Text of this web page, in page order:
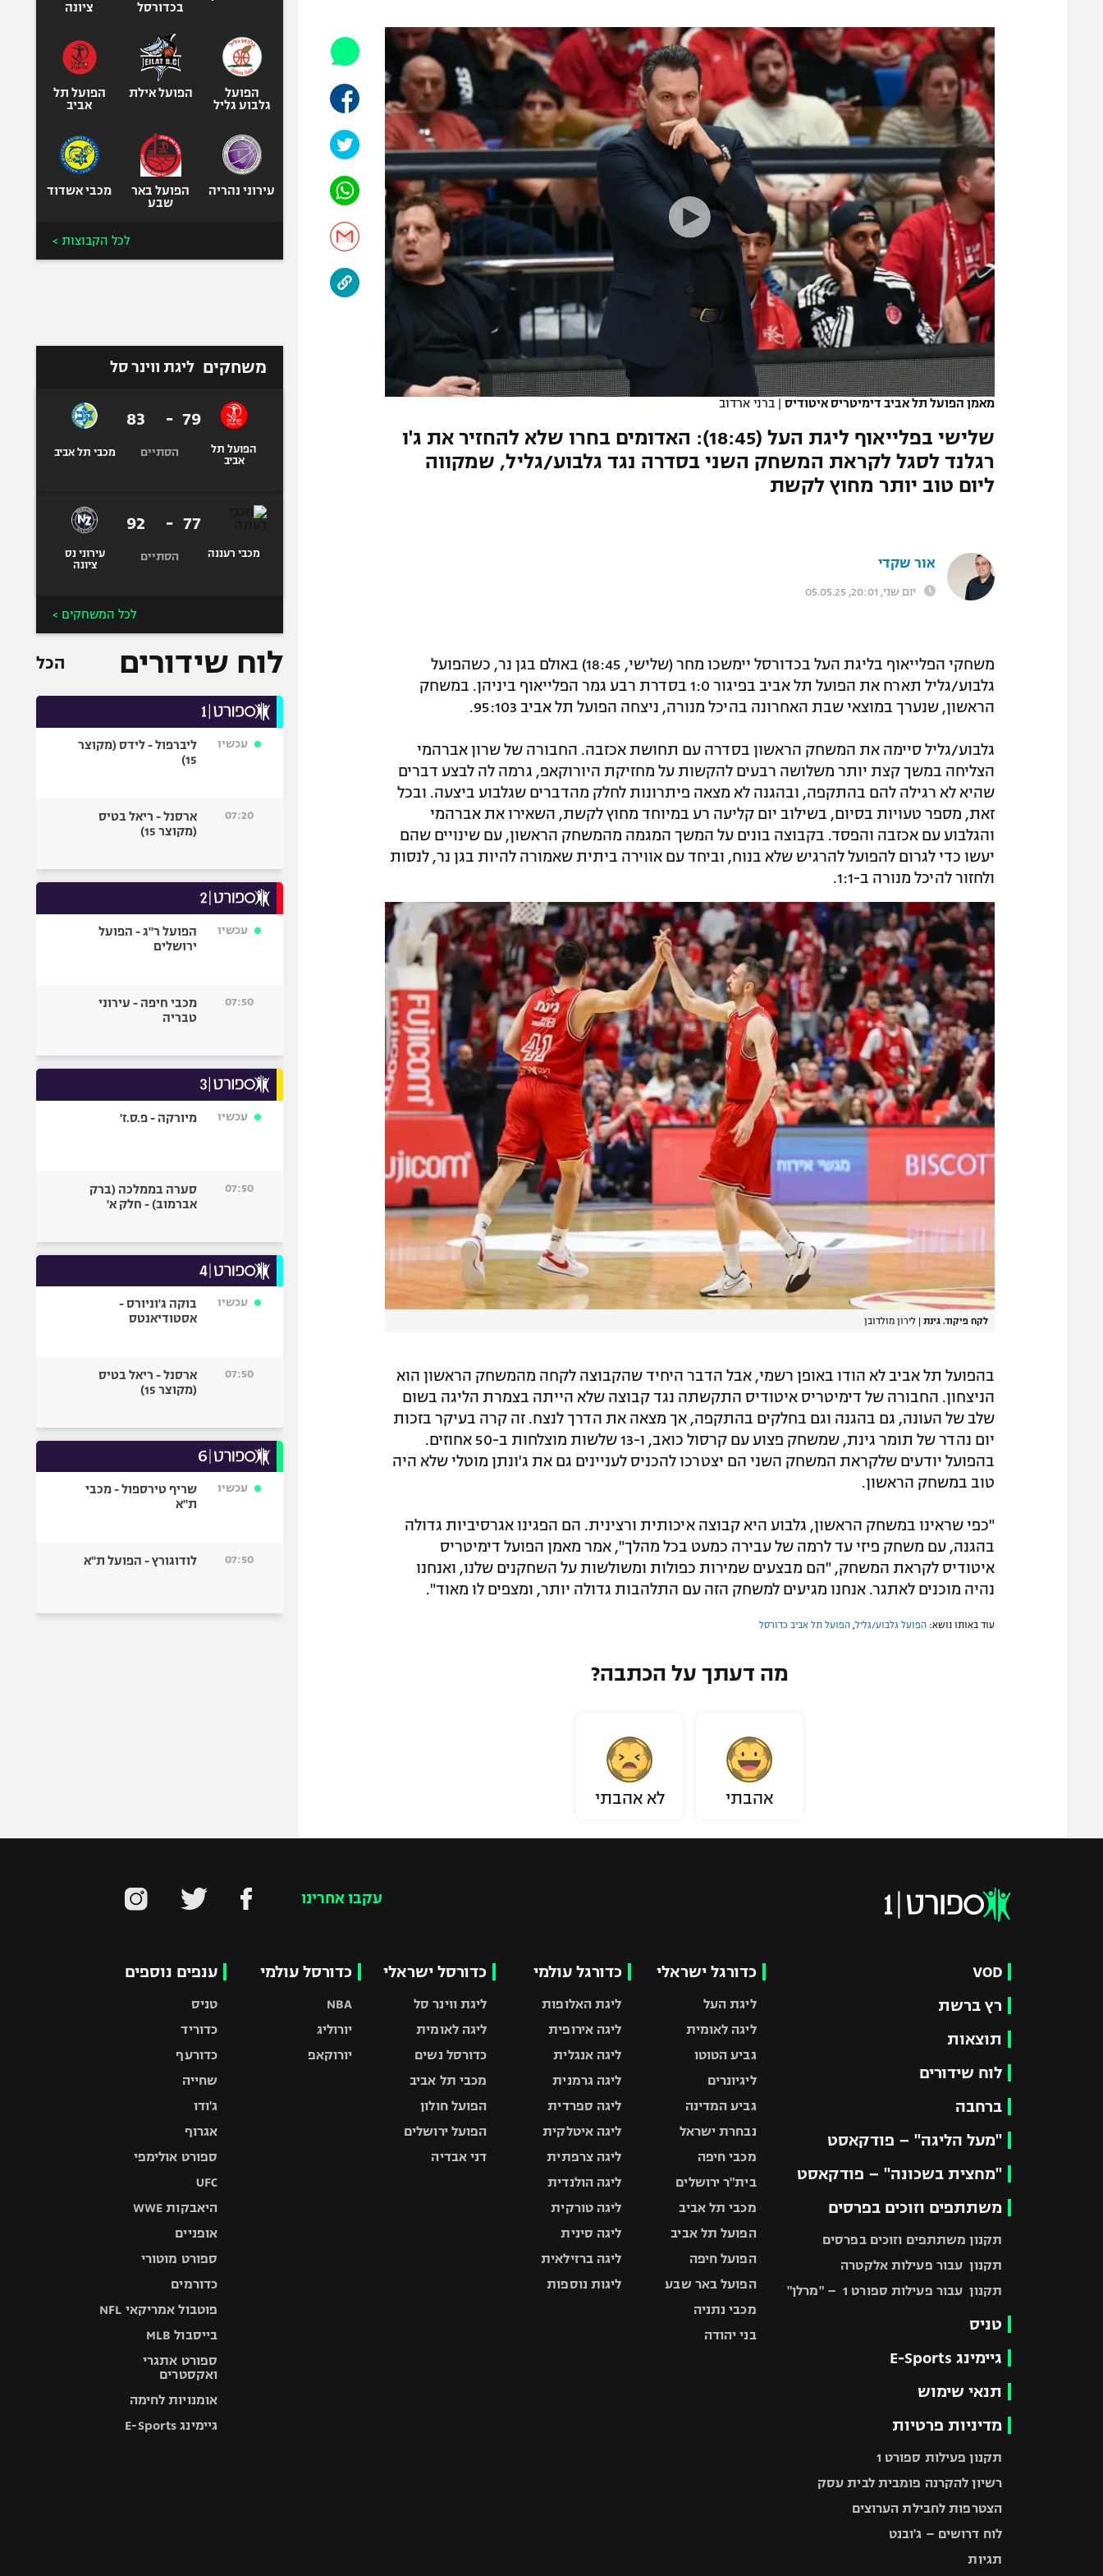
תקנון משתתפים וזוכים בפרסים
תקנון עבור פעילות אלקטרה
תקנון עבור פעילות ספורט 1 – "מרלן"
טניס
גיימינג E-Sports
תנאי שימוש
מדיניות פרטיות
תקנון פעילות ספורט 1
רשיון להקרנה פומבית לבית עסק
הצטרפות לחבילת הערוצים
לוח דרושים – ג'ובנט
תגיות
המגזין
הפועל תל אביב
הפועל חיפה
הפועל באר שבע
מכבי נתניה
בני יהודה
ליגה סינית
ליגה ברזילאית
ליגות נוספות
ספורט מוטורי
כדורמים
ספורט אתגרי
ואקסטרים
אומנויות לחימה
מאמן הפועל תל אביב דימיטריס איטודיס | ברני ארדוב
שלישי בפלייאוף ליגת העל (18:45): האדומים בחרו שלא להחזיר את ג'ו
רגלנד לסגל לקראת המשחק השני בסדרה נגד גלבוע/גליל, שמקווה
ליום טוב יותר מחוץ לקשת
אור שקדי
יום שני, 20:01, 05.05.25
משחקי הפלייאוף בליגת העל בכדורסל יימשכו מחר (שלישי, 18:45) באולם בגן נר, כשהפועל
גלבוע/גליל תארח את הפועל תל אביב בפיגור 1:0 בסדרת רבע גמר הפלייאוף ביניהן. במשחק
הראשון, שנערך במוצאי שבת האחרונה בהיכל מנורה, ניצחה הפועל תל אביב 95:103.
גלבוע/גליל סיימה את המשחק הראשון בסדרה עם תחושת אכזבה. החבורה של שרון אברהמי
הצליחה במשך קצת יותר משלושה רבעים להקשות על מחזיקת היורוקאפ, גרמה לה לבצע דברים
שהיא לא רגילה להם בהתקפה, ובהגנה לא מצאה פיתרונות לחלק מהדברים שגלבוע ביצעה. ובכל
זאת, מספר טעויות בסיום, בשילוב יום קליעה רע במיוחד מחוץ לקשת, השאירו את אברהמי
והגלבוע עם אכזבה והפסד. בקבוצה בונים על המשך המגמה מהמשחק הראשון, עם שינויים שהם
יעשו כדי לגרום להפועל להרגיש שלא בנוח, וביחד עם אווירה ביתית שאמורה להיות בגן נר, לנסות
ולחזור להיכל מנורה ב-1:1.
לקח פיקוד. גינת | לירון מולדובן
בהפועל תל אביב לא הודו באופן רשמי, אבל הדבר היחיד שהקבוצה לקחה מהמשחק הראשון הוא
הניצחון. החבורה של דימיטריס איטודיס התקשתה נגד קבוצה שלא הייתה בצמרת הליגה בשום
שלב של העונה, גם בהגנה וגם בחלקים בהתקפה, אך מצאה את הדרך לנצח. זה קרה בעיקר בזכות
יום נהדר של תומר גינת, שמשחק פצוע עם קרסול כואב, ו-13 שלשות מוצלחות ב-50 אחוזים.
בהפועל יודעים שלקראת המשחק השני הם יצטרכו להכניס לעניינים גם את ג'ונתן מוטלי שלא היה
טוב במשחק הראשון.
"כפי שראינו במשחק הראשון, גלבוע היא קבוצה איכותית ורצינית. הם הפגינו אגרסיביות גדולה
בהגנה, עם משחק פיזי עד לרמה של עבירה כמעט בכל מהלך", אמר מאמן הפועל דימיטריס
איטודיס לקראת המשחק, "הם מבצעים שמירות כפולות ומשולשות על השחקנים שלנו, ואנחנו
נהיה מוכנים לאתגר. אנחנו מגיעים למשחק הזה עם התלהבות גדולה יותר, ומצפים לו מאוד".
עוד באותו נושא: הפועל גלבוע/גליל הפועל תל אביב כדורסל
מה דעתך על הכתבה?
אהבתי לא אהבתי
בכדורסל
ציונה
הפועל
גלבוע גליל
הפועל אילת
הפועל תל
אביב
עירוני נהריה
הפועל באר
שבע
מכבי אשדוד
לכל הקבוצות >
משחקים ליגת ווינר סל
הפועל תל
אביב
79
-
83
הסתיים מכבי תל אביב
מכבי רעננה
77
-
92
הסתיים
עירוני נס
ציונה
לכל המשחקים >
לוח שידורים הכל
עכשיו
ליברפול - לידס (מקוצר
15)
07:20
ארסנל - ריאל בטיס
(מקוצר 15)
עכשיו
הפועל ר"ג - הפועל
ירושלים
07:50
מכבי חיפה - עירוני
טבריה
עכשיו מיורקה - פ.ס.ז'
07:50
סערה בממלכה (ברק
אברמוב) - חלק א'
עכשיו
בוקה ג'וניורס -
אסטודיאנטס
07:50
ארסנל - ריאל בטיס
(מקוצר 15)
עכשיו
שריף טירספול - מכבי
ת"א
07:50 לודוגורץ - הפועל ת"א
עקבו אחרינו
VOD
רץ ברשת
תוצאות
לוח שידורים
ברחבה
"מעל הליגה" – פודקאסט
"מחצית בשכונה" – פודקאסט
משתתפים וזוכים בפרסים
תקנון משתתפים וזוכים בפרסים
תקנון עבור פעילות אלקטרה
תקנון עבור פעילות ספורט 1 – "מרלן"
טניס
גיימינג E-Sports
תנאי שימוש
מדיניות פרטיות
תקנון פעילות ספורט 1
רשיון להקרנה פומבית לבית עסק
הצטרפות לחבילת הערוצים
לוח דרושים – ג'ובנט
תגיות
כדורגל ישראלי
ליגת העל
ליגה לאומית
גביע הטוטו
ליגיונרים
גביע המדינה
נבחרת ישראל
מכבי חיפה
בית"ר ירושלים
מכבי תל אביב
הפועל תל אביב
הפועל חיפה
הפועל באר שבע
מכבי נתניה
בני יהודה
כדורגל עולמי
ליגת האלופות
ליגה אירופית
ליגה אנגלית
ליגה גרמנית
ליגה ספרדית
ליגה איטלקית
ליגה צרפתית
ליגה הולנדית
ליגה טורקית
ליגה סינית
ליגה ברזילאית
ליגות נוספות
כדורסל ישראלי
ליגת ווינר סל
ליגה לאומית
כדורסל נשים
מכבי תל אביב
הפועל חולון
הפועל ירושלים
דני אבדיה
כדורסל עולמי
NBA
יורוליג
יורוקאפ
ענפים נוספים
טניס
כדוריד
כדורעף
שחייה
ג'ודו
אגרוף
ספורט אולימפי
UFC
היאבקות WWE
אופניים
ספורט מוטורי
כדורמים
פוטבול אמריקאי NFL
בייסבול MLB
ספורט אתגרי
ואקסטרים
אומנויות לחימה
גיימינג E-Sports